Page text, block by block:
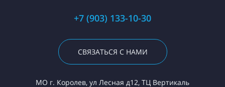
+7 (903) 133-10-30
СВЯЗАТЬСЯ С НАМИ
МО г. Королев, ул Лесная д12, ТЦ Вертикаль